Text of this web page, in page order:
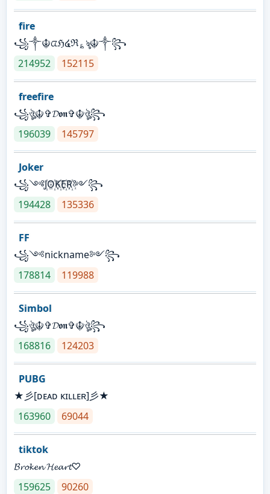
fire
꧁༒☬ᤂℌ໔ℜ؏ৡ☬༒꧂
214952
152115
freefire
꧁ঔৣ☬✞𝓓𝖔𝖓✞☬ঔৣ꧂
196039
145797
Joker
꧁༺J꙰O꙰K꙰E꙰R꙰༻꧂
194428
135336
FF
꧁༺nickname༻꧂
178814
119988
Simbol
꧁ঔৣ☬✞𝓓𝖔𝖓✞☬ঔৣ꧂
168816
124203
PUBG
★彡[ᴅᴇᴀᴅ ᴋɪʟʟᴇʀ]彡★
163960
69044
tiktok
𝓑𝓻𝓸𝓴𝓮𝓷 𝓗𝓮𝓪𝓻𝓽♡
159625
90260